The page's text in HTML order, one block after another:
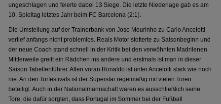
ungeschlagen und feierte dabei 13 Siege. Die letzte Niederlage gab es am
10. Spieltag letztes Jahr beim FC Barcelona (2:1).
Die Umstellung auf der Trainerbank von Jose Mourinho zu Carlo Ancelotti
verlief anfangs nicht problemlos. Reals Motor stotterte zu Saisonbeginn und
der neue Coach stand schnell in der Kritik bei den verwöhnten Madrilenen.
Mittlerweile greift ein Rädchen ins andere und erstmals ist man in dieser
Saison Tabellenführer. Allen voran Ronaldo ist unter Ancelotti stark wie noch
nie. An den Torfestivals ist der Superstar regelmäßig mit vielen Toren
beteiligt. Auch in der Nationalmannschaft waren es ausschließlich seine
Tore, die dafür sorgten, dass Portugal im Sommer bei der Fußball